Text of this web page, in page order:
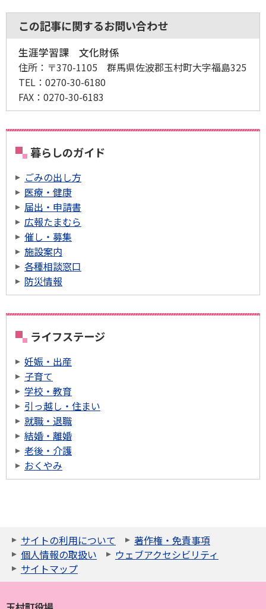
この記事に関するお問い合わせ
生涯学習課 文化財係
住所： 〒370-1105 群馬県佐波郡玉村町大字福島325
TEL： 0270-30-6180
FAX： 0270-30-6183
暮らしのガイド
ごみの出し方
医療・健康
届出・申請書
広報たまむら
催し・募集
施設案内
各種相談窓口
防災情報
ライフステージ
妊娠・出産
子育て
学校・教育
引っ越し・住まい
就職・退職
結婚・離婚
老後・介護
おくやみ
サイトの利用について
著作権・免責事項
個人情報の取扱い
ウェブアクセシビリティ
サイトマップ